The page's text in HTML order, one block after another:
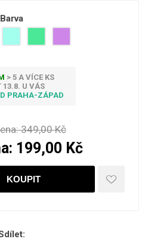
Barva
> 5 A VÍCE KS
13.8. U VÁS
PRAHA-ZÁPAD
349,00 Kč
199,00 Kč